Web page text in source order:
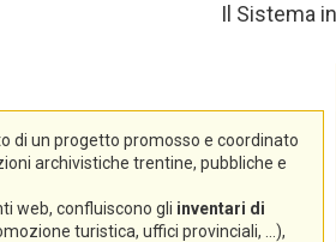
Il Sistema
di un progetto promosso e coordinato
archivistiche trentine, pubbliche e
web, confluiscono gli inventari di
turistica, uffici provinciali, ...),